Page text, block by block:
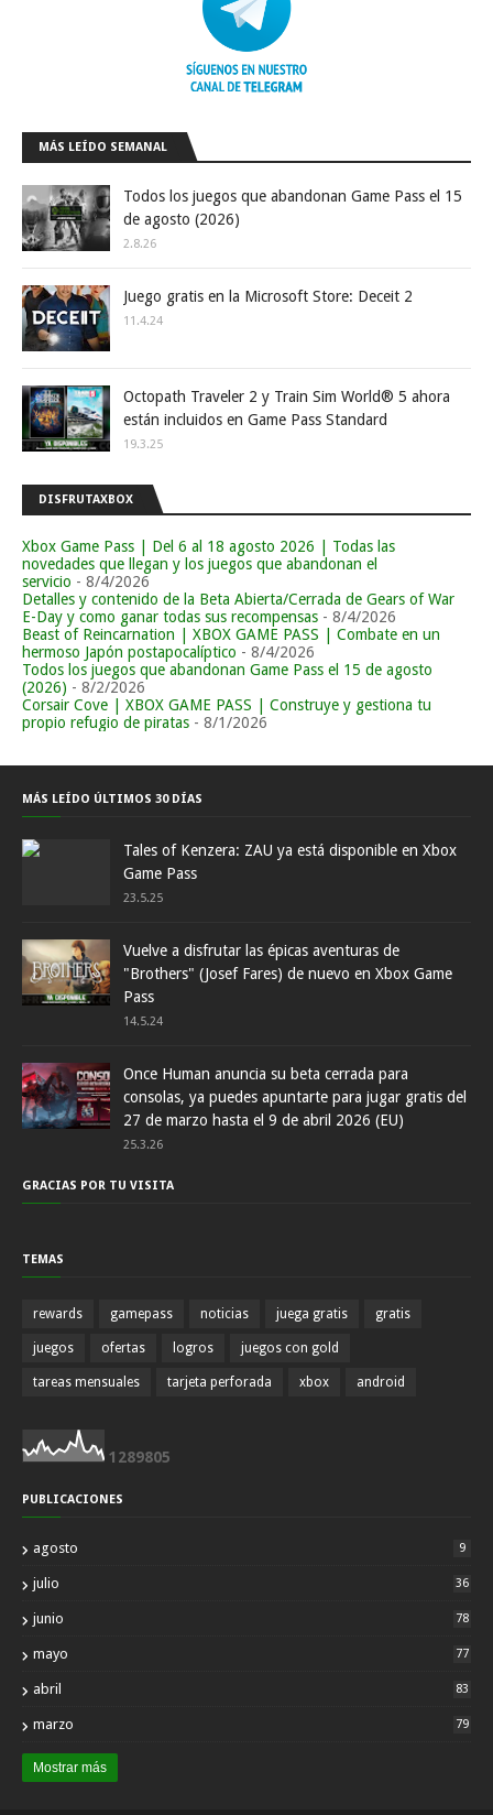
MÁS LEÍDO SEMANAL
Todos los juegos que abandonan Game Pass el 15
de agosto (2026)
2.8.26
Juego gratis en la Microsoft Store: Deceit 2
11.4.24
Octopath Traveler 2 y Train Sim World® 5 ahora
están incluidos en Game Pass Standard
19.3.25
DISFRUTAXBOX
Xbox Game Pass | Del 6 al 18 agosto 2026 | Todas las
novedades que llegan y los juegos que abandonan el
servicio - 8/4/2026
Detalles y contenido de la Beta Abierta/Cerrada de Gears of War
E-Day y como ganar todas sus recompensas - 8/4/2026
Beast of Reincarnation | XBOX GAME PASS | Combate en un
hermoso Japón postapocalíptico - 8/4/2026
Todos los juegos que abandonan Game Pass el 15 de agosto
(2026) - 8/2/2026
Corsair Cove | XBOX GAME PASS | Construye y gestiona tu
propio refugio de piratas - 8/1/2026
MÁS LEÍDO ÚLTIMOS 30 DÍAS
Tales of Kenzera: ZAU ya está disponible en Xbox
Game Pass
23.5.25
Vuelve a disfrutar las épicas aventuras de
"Brothers" (Josef Fares) de nuevo en Xbox Game
Pass
14.5.24
Once Human anuncia su beta cerrada para
consolas, ya puedes apuntarte para jugar gratis del
27 de marzo hasta el 9 de abril 2026 (EU)
25.3.26
GRACIAS POR TU VISITA
TEMAS
rewards gamepass noticias juega gratis gratis
juegos ofertas logros juegos con gold
tareas mensuales tarjeta perforada xbox android
1 289805
PUBLICACIONES
agosto 9
julio 36
junio 78
mayo 77
abril 83
marzo 79
Mostrar más